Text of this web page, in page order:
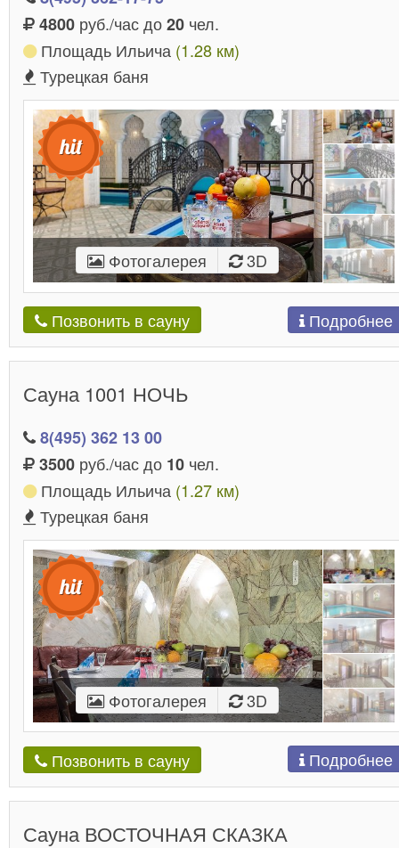
4800 руб./час до20 чел.
Площадь Ильича (1.28 км)
Турецкая баня
Фотогалерея 3D
Позвонить в сауну Подробнее
Сауна 1001 НОЧЬ
8(495) 362 13 00
3500 руб./час до 10 чел.
Площадь Ильича (1.27 км)
Турецкая баня
Фотогалерея 3D
Позвонить в сауну Подробнее
Сауна ВОСТОЧНАЯ СКАЗКА